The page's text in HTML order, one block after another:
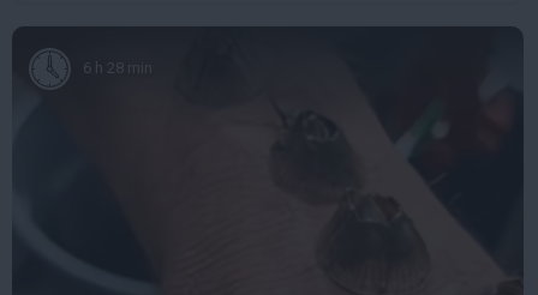
6 h 28 min